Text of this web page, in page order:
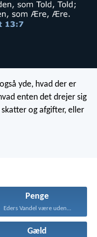
yde, hvad der er
enten det drejer sig
og afgifter, eller
Penge
Eders Vandel være uden...
Gæld